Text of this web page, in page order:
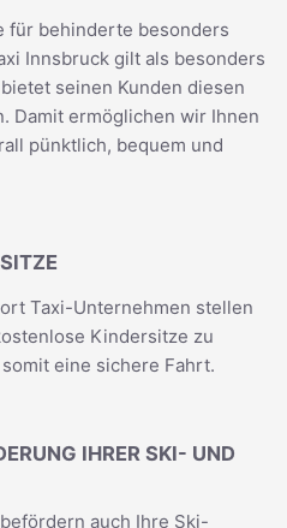
für behinderte besonders
Innsbruck gilt als besonders
seinen Kunden diesen
Damit ermöglichen wir Ihnen
pünktlich, bequem und
Taxi-Unternehmen stellen
Kindersitze zu
eine sichere Fahrt.
IHRER SKI- UND
auch Ihre Ski-